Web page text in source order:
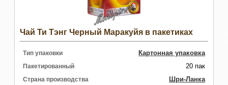
Чай Ти Тэнг Черный Маракуйя в пакетиках
Тип упаковки Картонная упаковка
Пакетированный 20 пак
Страна производства Шри-Ланка